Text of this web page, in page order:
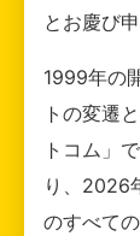
とお慶び
1999年の
トの変遷
トコム」
り、2026
のすべて